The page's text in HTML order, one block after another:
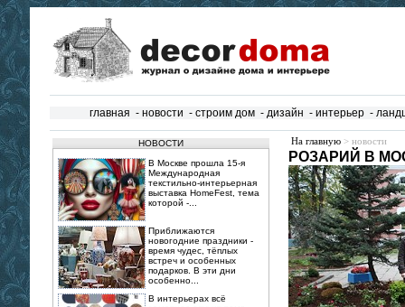
главная - новости - строим дом - дизайн - интерьер -
НОВОСТИ
В Москве прошла 15‑я
Международная
текстильно‑интерьерная
выставка HomeFest, тема
которой -...
Приближаются
новогодние праздники -
время чудес, тёплых
встреч и особенных
подарков. В эти дни
особенно...
В интерьерах всё
На главную > новости
РОЗАРИЙ В